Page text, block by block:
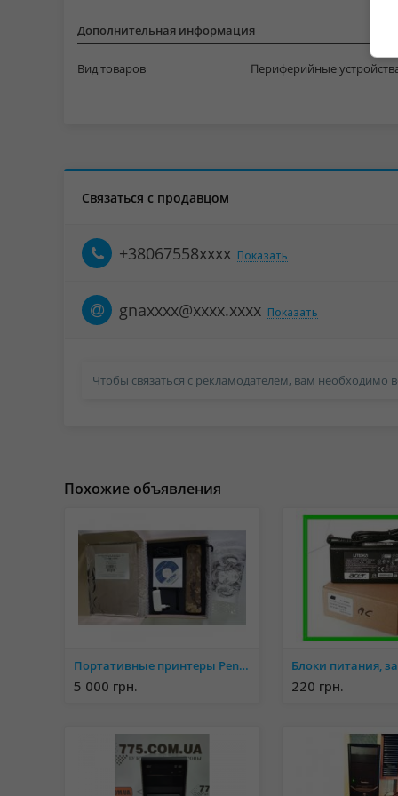
Дополнительная информация
Вид товаров Периферийные
Связаться с продавцом
+38067558xxxx Показать
gnaxxxx@xxxx.xxxx Показать
Чтобы связаться с рекламодателем, вам необходимо
Похожие объявления
Портативные принтеры Pentax PocketJet Brother PJ-663 для тату и бизнеса
5 000 грн. 220 грн.